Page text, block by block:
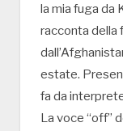
la mia fuga da
racconta della
estate.
fa da
La voce “off”